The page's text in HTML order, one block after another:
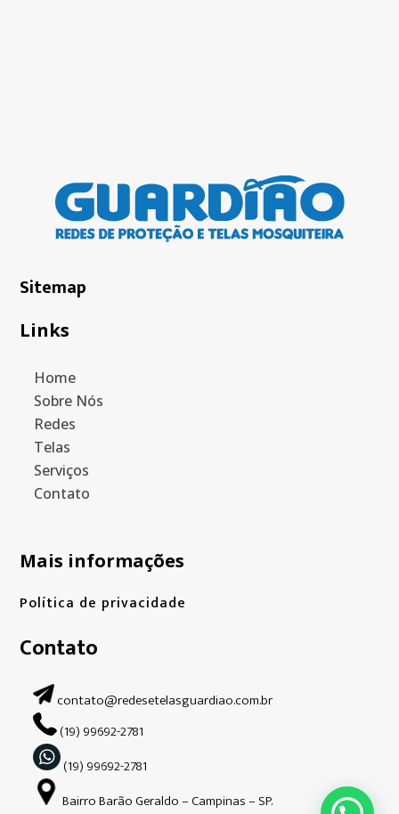
Sitemap
Links
Home
Sobre Nós
Redes
Telas
Serviços
Contato
Mais informações
Política de privacidade
Contato
contato@redesetelasguardiao.com.br
(19) 99692-2781
(19) 99692-2781
Bairro Barão Geraldo – Campinas – SP.